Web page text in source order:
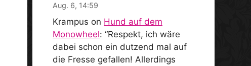
Aug. 6, 14:59
Krampus on Hund auf dem
Monowheel: “Respekt, ich wäre
dabei schon ein dutzend mal auf
die Fresse gefallen! Allerdings